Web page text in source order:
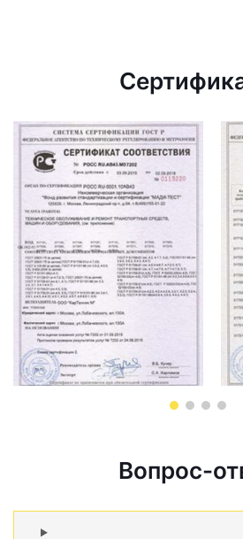
Вопрос-